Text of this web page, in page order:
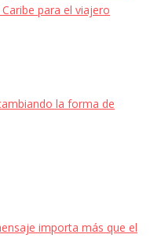
para el viajero
la forma de
importa más que el